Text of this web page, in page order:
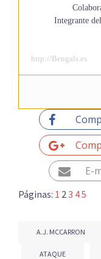
Integrante
http://Bengals.es
E-
Páginas: 1 2 3 45
A.J. MCCARRON
ATAQUE